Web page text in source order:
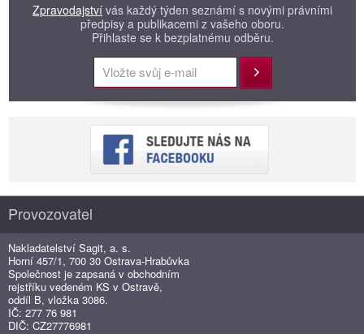
Zpravodajství vás každý týden seznámí s novými právními
předpisy a publikacemi z vašeho oboru.
Přihlaste se k bezplatnému odběru.
Přihlásit
Provozovatel
Nakladatelství Sagit, a. s.
Horní 457/1, 700 30 Ostrava-Hrabůvka
Společnost je zapsaná v obchodním
rejstříku vedeném KS v Ostravě,
oddíl B, vložka 3086.
IČ: 277 76 981
DIČ: CZ27776981